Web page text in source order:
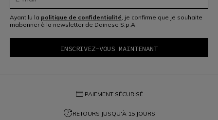
Ayant lu la politique de confidentialité, je confirme que je souhaite
mabonner à la newsletter de Dainese S.p.A.
credit_card PAIEMENT SÉCURISÉ
question_exchangeRETOURS JUSQU'À 15 JOURS